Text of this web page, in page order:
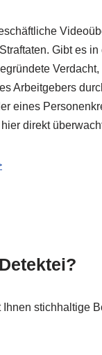
Gibt es in
Arbeitgebers
eines
direkt
Ihnen stichhaltige